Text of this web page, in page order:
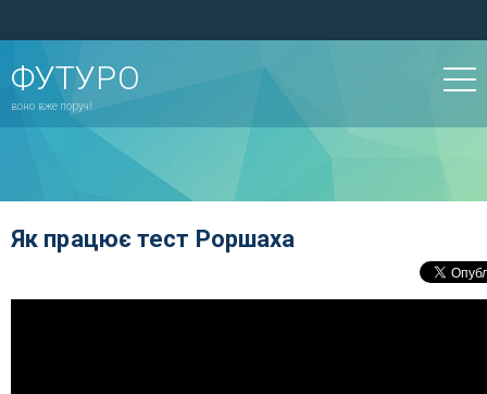
ФУТУРО
воно вже поруч!
Як працює тест Роршаха